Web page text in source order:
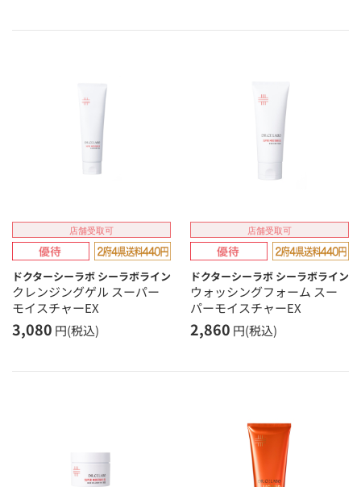
店舗受取可
ドクターシーラボ シーラボライン
クレンジングゲル スーパー
モイスチャーEX
3,080 円(税込)
店舗受取可
ドクターシーラボ シーラボライン
ウォッシングフォーム スー
パーモイスチャーEX
2,860 円(税込)